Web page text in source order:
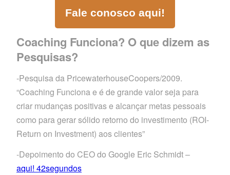
Fale conosco aqui!
Coaching Funciona? O que dizem as
Pesquisas?
-Pesquisa da PricewaterhouseCoopers/2009.
“Coaching Funciona e é de grande valor seja para
criar mudanças positivas e alcançar metas pessoais
como para gerar sólido retorno do investimento (ROI-
Return on Investment) aos clientes”
-Depoimento do CEO do Google Eric Schmidt –
aqui! 42segundos